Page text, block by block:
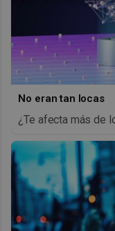
No eran tan locas
¿Te afecta más de